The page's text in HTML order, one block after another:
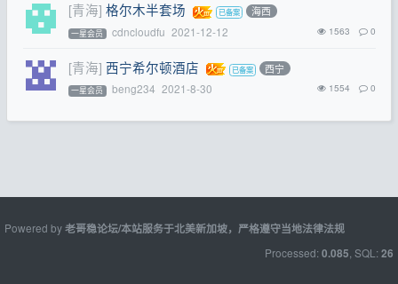
[青海] 格尔木半套场 海西
一星会员 cdncloudfu 2021-12-12 1563 0
[青海] 西宁希尔顿酒店 西宁
一星会员 beng234 2021-8-30 1554 0
Powered by老哥稳论坛/本站服务于北美新加坡，严格遵守当地法律法规
Processed: 0.085 , SQL: 26